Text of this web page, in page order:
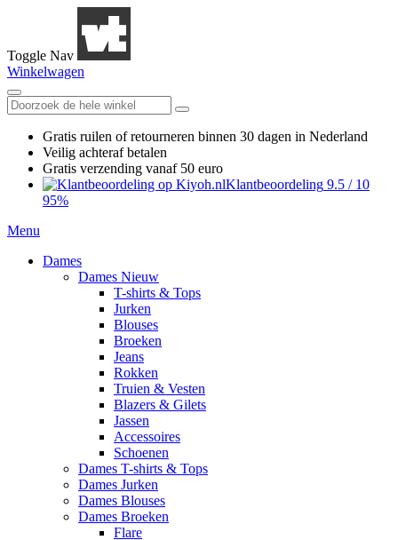
Toggle Nav
Winkelwagen
Gratis ruilen of retourneren binnen 30 dagen in Nederland
Veilig achteraf betalen
Gratis verzending vanaf 50 euro
Klantbeoordeling 9.5 / 10
95%
Menu
Dames
Dames Nieuw
T-shirts & Tops
Jurken
Blouses
Broeken
Jeans
Rokken
Truien & Vesten
Blazers & Gilets
Jassen
Accessoires
Schoenen
Dames T-shirts & Tops
Dames Jurken
Dames Blouses
Dames Broeken
Flare